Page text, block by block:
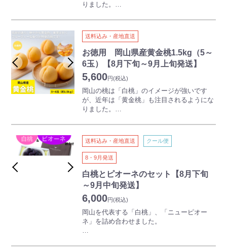
りました。
は、その名のとおり鮮やかな黄金色、果実は
甘く、フルーティーな香りが特徴です。
【ご注意】
本商品は離島・沖縄県・北海道にはお届けで
きません
本商品には熨斗をつけることができません
送料込み・産地直送
お徳用 岡山県産黄金桃1.5kg（5～
6玉）【8月下旬～9月上旬発送】
5,600円(税込)
岡山の桃は「白桃」のイメージが強いです
が、近年は「黄金桃」も注目されるようにな
りました。
は、その名のとおり鮮やかな黄金色、果実は
甘くフルーティーな香りが特徴です。
黄肉種特有の濃厚な甘さとコクのある味わい
で、“まるでマンゴーのよう”と言われるほ
ど。
白桃とはひと味違った風味をお楽しみくださ
い!
大きさや色合いの不揃い等がございますが食
味や品質には問題なく、ご家庭でお楽しみい
ただける商品となっております。
暖な地の利があります。
送料込み・産地直送 クール便
8・9月発送
白桃とピオーネのセット【8月下旬
～9月中旬発送】
6,000円(税込)
岡山を代表する「白桃」、「ニューピオー
ネ」を詰め合わせました。
はじまりは明治8年にまでさかのぼります。